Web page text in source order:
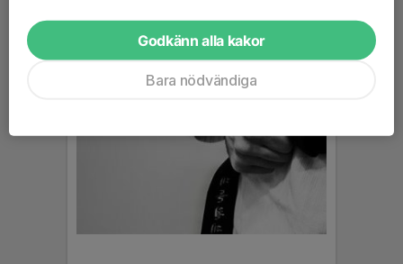
Godkänn alla kakor
Bara nödvändiga